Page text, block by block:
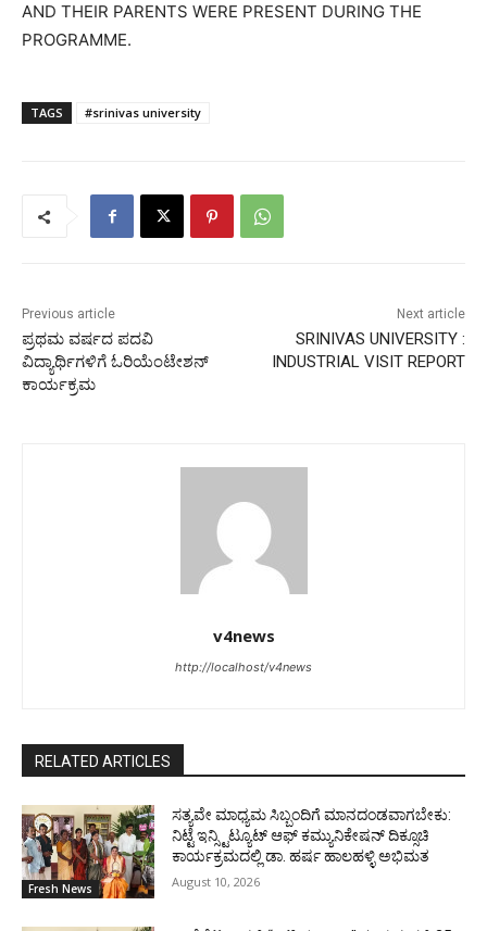
AND THEIR PARENTS WERE PRESENT DURING THE
PROGRAMME.
TAGS #srinivas university
Previous article
ಪ್ರಥಮ ವರ್ಷದ ಪದವಿ
ವಿದ್ಯಾರ್ಥಿಗಳಿಗೆ ಓರಿಯೆಂಟೇಶನ್
ಕಾರ್ಯಕ್ರಮ
Next article
SRINIVAS UNIVERSITY :
INDUSTRIAL VISIT REPORT
v4news
http://localhost/v4news
RELATED ARTICLES
Fresh News
ಸತ್ಯವೇ ಮಾಧ್ಯಮ ಸಿಬ್ಬಂದಿಗೆ ಮಾನದಂಡವಾಗಬೇಕು:
ನಿಟ್ಟೆ ಇನ್ಸ್ಟಿಟ್ಯೂಟ್ ಆಫ್ ಕಮ್ಯುನಿಕೇಷನ್ ದಿಕ್ಸೂಚಿ
ಕಾರ್ಯಕ್ರಮದಲ್ಲಿ ಡಾ. ಹರ್ಷ ಹಾಲಹಳ್ಳಿ ಅಭಿಮತ
August 10, 2026